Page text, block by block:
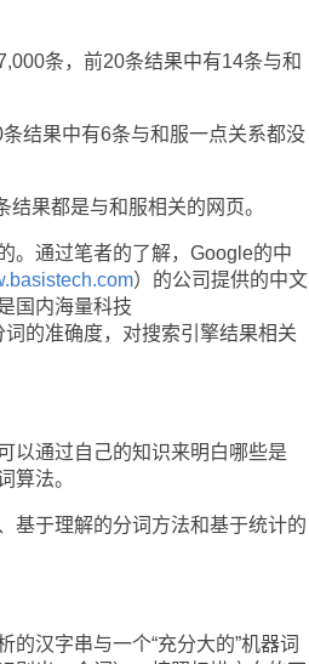
条，前20条结果中有14条与和
结果中有6条与和服一点关系都没
果都是与和服相关的网页。
通过笔者的了解，Google的中
）的公司提供的中文
国内海量科技
的准确度，对搜索引擎结果相关
通过自己的知识来明白哪些是
算法。
于理解的分词方法和基于统计的
汉字串与一个“充分大的”机器词